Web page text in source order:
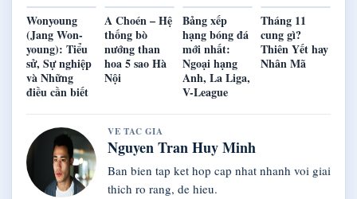
Wonyoung
(Jang Won-
young): Tiểu
sử, Sự nghiệp
và Những
điều cần biết
A Choén – Hệ
thống bò
nướng than
hoa 5 sao Hà
Nội
Bảng xếp
hạng bóng đá
mới nhất:
Ngoại hạng
Anh, La Liga,
V-League
Tháng 11
cung gì?
Thiên Yết hay
Nhân Mã
VE TAC GIA
Nguyen Tran Huy Minh
Ban bien tap ket hop cap nhat nhanh voi giai
thich ro rang, de hieu.